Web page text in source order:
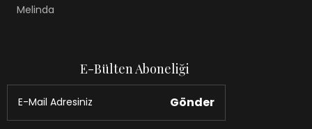
Melinda
E-Bülten Aboneliği
Gönder